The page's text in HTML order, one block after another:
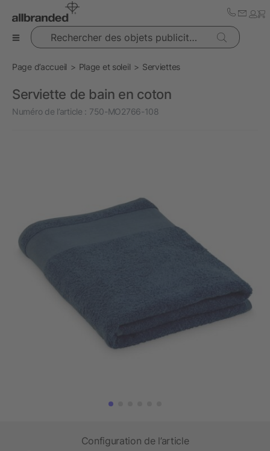
Rechercher des objets publicitaires
Page d’accueil Plage et soleil Serviettes
Serviette de bain en coton
Numéro de l’article : 750-MO2766-108
Configuration de l’article